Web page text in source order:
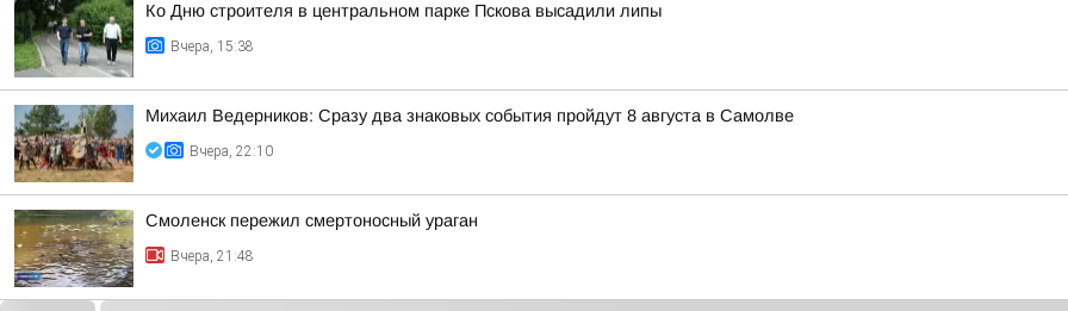
Ко Дню строителя в центральном парке Пскова высадили липы
Вчера, 15:38
Михаил Ведерников: Сразу два знаковых события пройдут 8 августа в Самолве
Вчера, 22:10
Смоленск пережил смертоносный ураган
Вчера, 21:48